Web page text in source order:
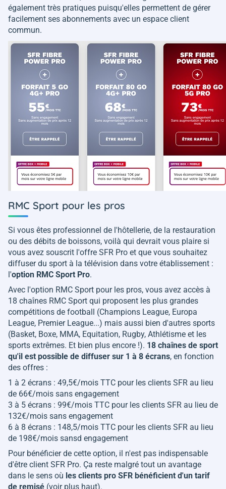
également très pratiques puisqu'elles permettent de gérer
facilement ses abonnements avec un espace client
commun.
RMC Sport pour les pros
Si vous êtes professionnel de l'hôtellerie, de la restauration
ou des débits de boissons, voilà qui devrait vous plaire si
vous avez souscrit l'offre SFR Pro et que vous souhaitez
diffuser du sport à la télévision dans votre établissement :
l'option RMC Sport Pro.
Avec l'option RMC Sport pour les pros, vous avez accès à
18 chaînes RMC Sport qui proposent les plus grandes
compétitions de football (Champions League, Europa
League, Premier League...) mais aussi bien d'autres sports
(Basket, Boxe, MMA, Equitation, Rugby, Athlétisme et les
sports extrêmes. Et bien plus encore !). 18 chaînes de sport
qu'il est possible de diffuser sur 1 à 8 écrans, en fonction
des offres :
1 à 2 écrans : 49,5€/mois TTC pour les clients SFR au lieu
de 66€/mois sans engagement
3 à 5 écrans : 99€/mois TTC pour les clients SFR au lieu de
132€/mois sans engagement
6 à 8 écrans : 148,5/mois TTC pour les clients SFR au lieu
de 198€/mois sansd engagement
Pour bénéficier de cette option, il n'est pas indispensable
d'être client SFR Pro. Ça reste malgré tout un avantage
dans le sens où les clients pro SFR bénéficient d'un tarif
de remisé (voir plus haut).